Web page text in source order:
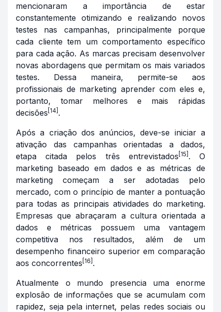
mencionaram a importância de estar
constantemente otimizando e realizando novos
testes nas campanhas, principalmente porque
cada cliente tem um comportamento específico
para cada ação. As marcas precisam desenvolver
novas abordagens que permitam os mais variados
testes. Dessa maneira, permite-se aos
profissionais de marketing aprender com eles e,
portanto, tomar melhores e mais rápidas
decisões [14] .
Após a criação dos anúncios, deve-se iniciar a
ativação das campanhas orientadas a dados,
etapa citada pelos três entrevistados [15] . O
marketing baseado em dados e as métricas de
marketing começam a ser adotadas pelo
mercado, com o princípio de manter a pontuação
para todas as principais atividades do marketing.
Empresas que abraçaram a cultura orientada a
dados e métricas possuem uma vantagem
competitiva nos resultados, além de um
desempenho financeiro superior em comparação
aos concorrentes [16] .
Atualmente o mundo presencia uma enorme
explosão de informações que se acumulam com
rapidez, seja pela internet, pelas redes sociais ou